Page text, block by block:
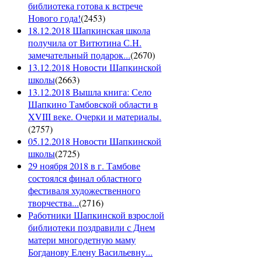
библиотека готова к встрече
Нового года!(2453)
18.12.2018 Шапкинская школа
получила от Витютина С.Н.
замечательный подарок...(2670)
13.12.2018 Новости Шапкинской
школы(2663)
13.12.2018 Вышла книга: Село
Шапкино Тамбовской области в
XVIII веке. Очерки и материалы.
(2757)
05.12.2018 Новости Шапкинской
школы(2725)
29 ноября 2018 в г. Тамбове
состоялся финал областного
фестиваля художественного
творчества...(2716)
Работники Шапкинской взрослой
библиотеки поздравили с Днем
матери многодетную маму
Богданову Елену Васильевну...